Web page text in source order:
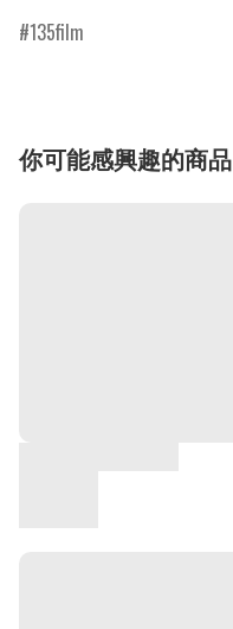
135film
你可能感興趣的商品